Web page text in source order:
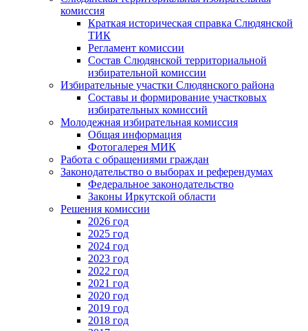
комиссия
Краткая историческая справка Слюдянской
ТИК
Регламент комиссии
Состав Слюдянской территориальной
избирательной комиссии
Избирательные участки Слюдянского района
Составы и формирование участковых
избирательных комиссий
Молодежная избирательная комиссия
Общая информация
Фотогалерея МИК
Работа с обращениями граждан
Законодательство о выборах и референдумах
Федеральное законодательство
Законы Иркутской области
Решения комиссии
2026 год
2025 год
2024 год
2023 год
2022 год
2021 год
2020 год
2019 год
2018 год